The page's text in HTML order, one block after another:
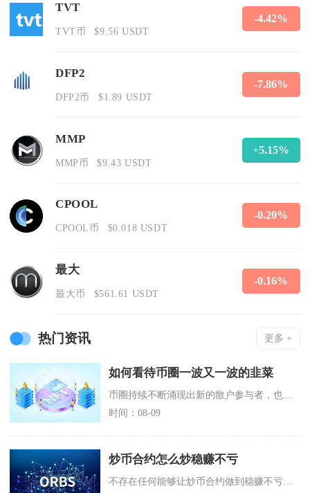
TVT
TVT币 $9.56 USDT
-4.42%
DFP2
DFP2币 $1.89 USDT
-7.86%
MMP
MMP币 $9.43 USDT
+5.15%
CPOOL
CPOOL币 $0.018 USDT
-0.20%
最大
最大币 $561.61 USDT
-0.16%
热门资讯 更多 +
如何看待币圈一波又一波的韭菜
时间：08-09
炒币合约怎么炒稳赚不亏